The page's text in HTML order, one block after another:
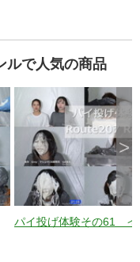
ルで人気の商品
パイ投げ体験その61 イ
>